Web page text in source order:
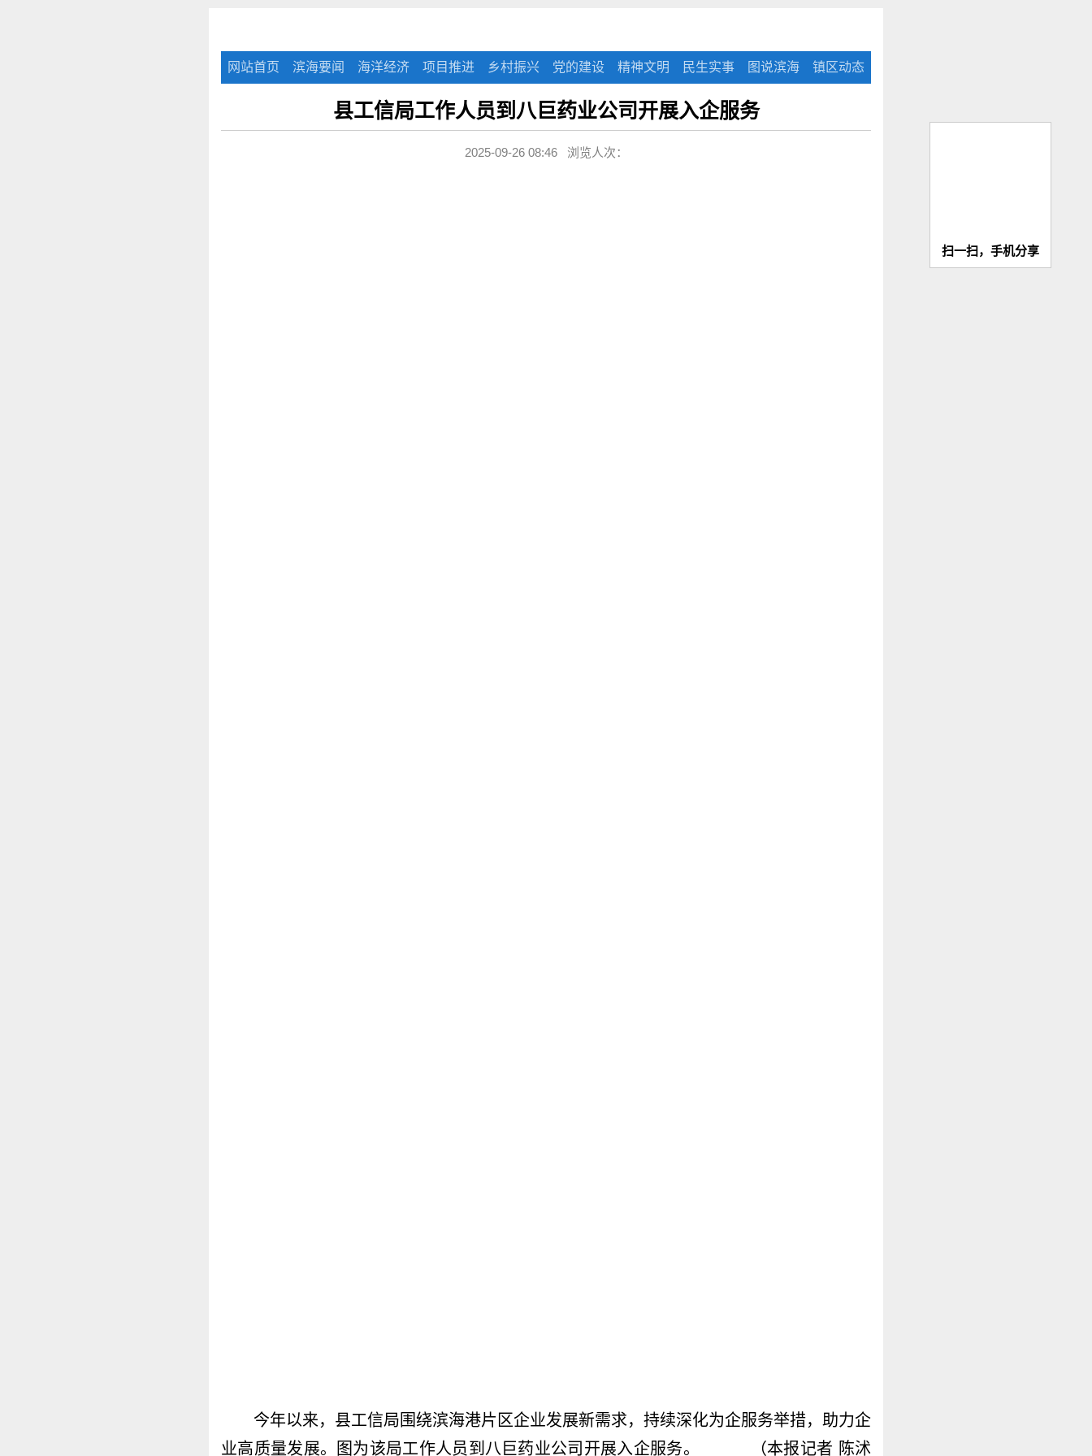
网站首页 滨海要闻 海洋经济 项目推进 乡村振兴 党的建设 精神文明 民生实事 图说滨海 镇区动态
县工信局工作人员到八巨药业公司开展入企服务
2025-09-26 08:46 浏览人次：
今年以来，县工信局围绕滨海港片区企业发展新需求，持续深化为企服务举措，助力企
业高质量发展。图为该局工作人员到八巨药业公司开展入企服务。 （本报记者 陈沭
扫一扫，手机分享